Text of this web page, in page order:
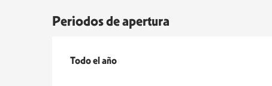
Periodos de apertura
Todo el año
Todo el año